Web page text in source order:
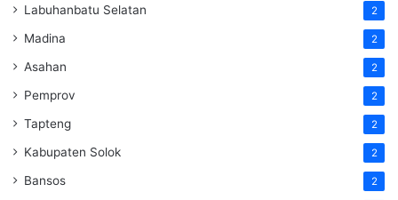
Labuhanbatu Selatan 2
Madina 2
Asahan 2
Pemprov 2
Tapteng 2
Kabupaten Solok 2
Bansos 2